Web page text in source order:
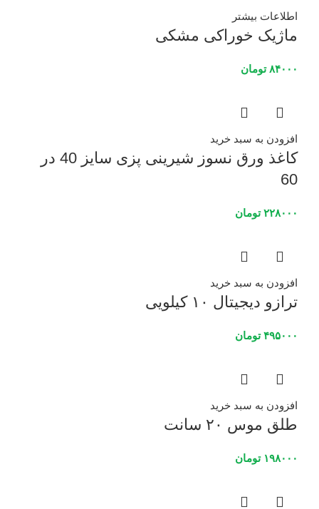
اطلاعات بیشتر
ماژیک خوراکی مشکی
۸۴۰۰۰ تومان
افزودن به سبد خرید
کاغذ ورق نسوز شیرینی پزی سایز 40 در
60
۲۲۸۰۰۰ تومان
افزودن به سبد خرید
ترازو دیجیتال ۱۰ کیلویی
۴۹۵۰۰۰ تومان
افزودن به سبد خرید
طلق موس ۲۰ سانت
۱۹۸۰۰۰ تومان